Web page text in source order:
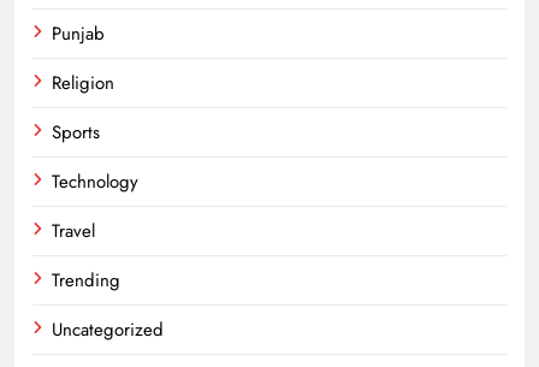
Punjab
Religion
Sports
Technology
Travel
Trending
Uncategorized